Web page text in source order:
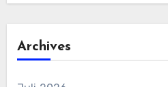
Archives